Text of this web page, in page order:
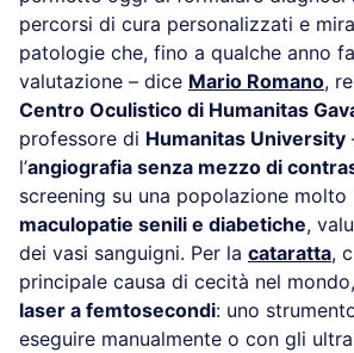
percorsi di cura personalizzati e
patologie che, fino a qualche anno
valutazione – dice Mario Romano,
Centro Oculistico di Humanitas
professore di Humanitas University
l’angiografia senza mezzo di
screening su una popolazione
maculopatie senili e diabetiche,
dei vasi sanguigni. Per la cataratta,
principale causa di cecità nel
laser a femtosecondi: uno
eseguire manualmente o con gli